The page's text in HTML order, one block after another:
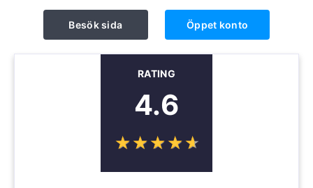
Besök sida Öppet konto
RATING
4.6
☆☆☆☆☆
★★★★★